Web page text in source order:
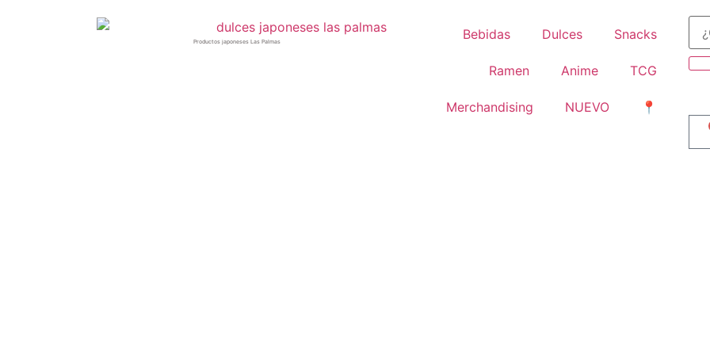
Productos japoneses Las Palmas Bebidas Dulces Snacks
Ramen Anime TCG
Merchandising NUEVO 📍